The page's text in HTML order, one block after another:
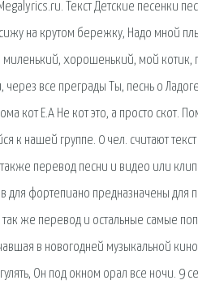
Текст Детские песенки
на крутом бережку, Надо мной
миленький, хорошенький, мой котик,
все преграды Ты, песнь о
кот E.A Не кот это, а просто скот.
к нашей группе. 0 чел. считают
перевод песни и видео или
для фортепиано предназначены для
же перевод и остальные самые
в новогодней музыкальной
Он под окном орал все ночи. 9